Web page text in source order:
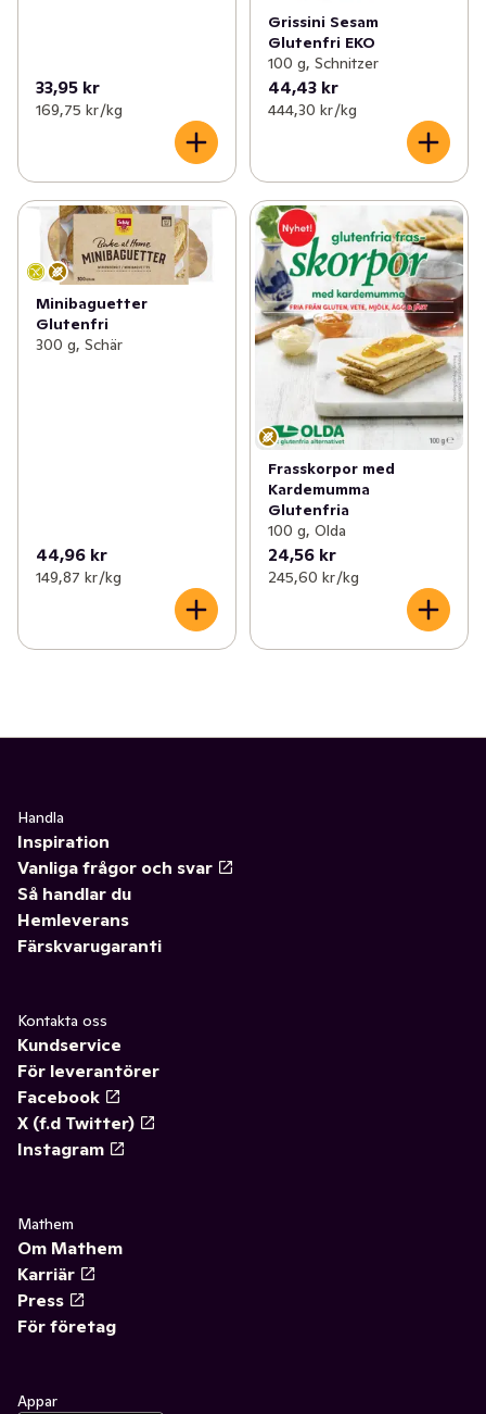
33,95 kr
169,75 kr /kg
Grissini Sesam
Glutenfri EKO
100 g, Schnitzer
44,43 kr
444,30 kr /kg
Minibaguetter
Glutenfri
300 g, Schär
44,96 kr
149,87 kr /kg
Frasskorpor med
Kardemumma
Glutenfria
100 g, Olda
24,56 kr
245,60 kr /kg
Handla
Inspiration
Vanliga frågor och svar
Så handlar du
Hemleverans
Färskvarugaranti
Kontakta oss
Kundservice
För leverantörer
Facebook
X (f.d Twitter)
Instagram
Mathem
Om Mathem
Karriär
Press
För företag
Appar